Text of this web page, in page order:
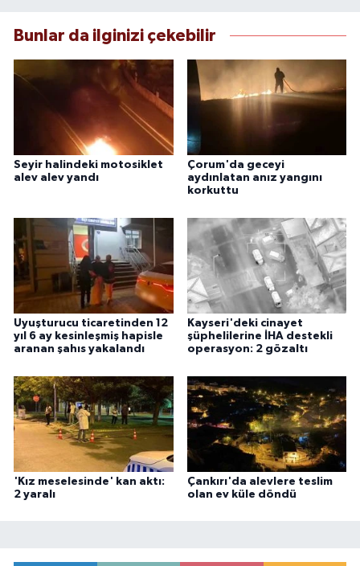
Bunlar da ilginizi çekebilir
Seyir halindeki motosiklet
alev alev yandı
Çorum'da geceyi
aydınlatan anız yangını
korkuttu
Uyuşturucu ticaretinden 12
yıl 6 ay kesinleşmiş hapisle
aranan şahıs yakalandı
Kayseri'deki cinayet
şüphelilerine İHA destekli
operasyon: 2 gözaltı
'Kız meselesinde' kan aktı:
2 yaralı
Çankırı'da alevlere teslim
olan ev küle döndü